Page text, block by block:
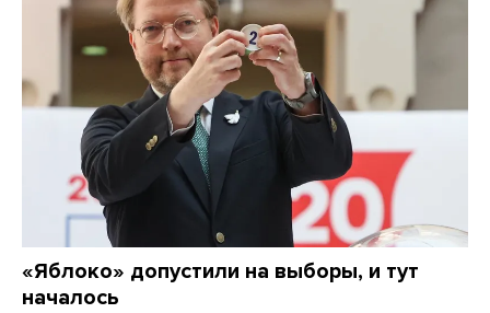
«Яблоко» допустили на выборы, и тут
началось